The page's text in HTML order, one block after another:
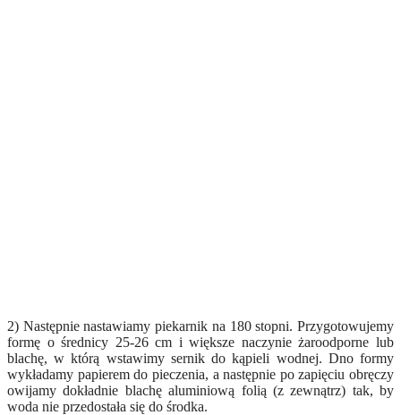
2) Następnie nastawiamy piekarnik na 180 stopni. Przygotowujemy
formę o średnicy 25-26 cm i większe naczynie żaroodporne lub
blachę, w którą wstawimy sernik do kąpieli wodnej. Dno formy
wykładamy papierem do pieczenia, a następnie po zapięciu obręczy
owijamy dokładnie blachę aluminiową folią (z zewnątrz) tak, by
woda nie przedostała się do środka.